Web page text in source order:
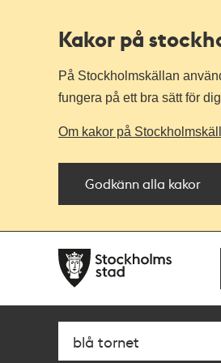
Kakor på
På Stockholmskällan
fungera på ett bra sätt för
Om kakor på
Godkänn alla kakor
navigationen
huvudinnehållet
SökFritextsök